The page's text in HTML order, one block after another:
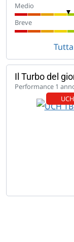
Medio
Breve
Il Turbo del
Performance 1